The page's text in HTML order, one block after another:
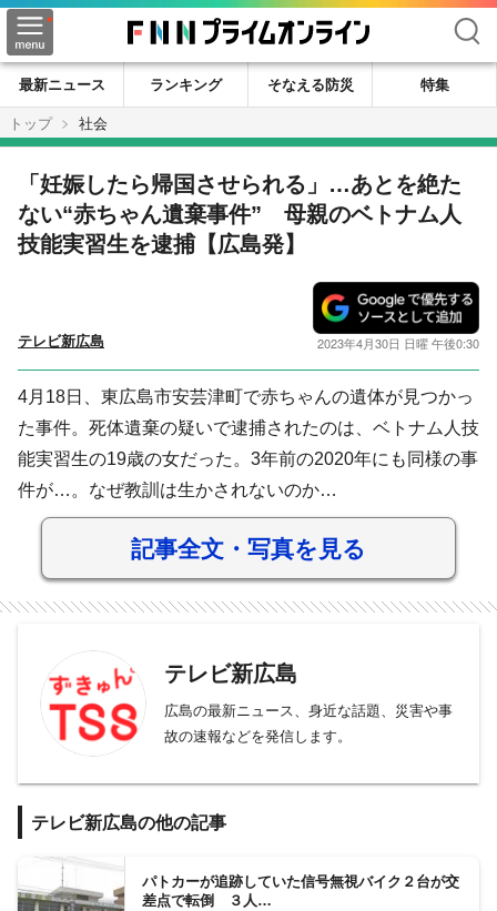
検索
最新ニュース ランキング そなえる防災
特集
トップ
社会
「妊娠したら帰国させられる」…あとを絶た
ない“赤ちゃん遺棄事件” 母親のベトナム人
技能実習生を逮捕【広島発】
テレビ新広島 2023年4月30日 日曜 午後0:30
4月18日、東広島市安芸津町で赤ちゃんの遺体が見つかっ
た事件。死体遺棄の疑いで逮捕されたのは、ベトナム人技
能実習生の19歳の女だった。3年前の2020年にも同様の事
件が…。なぜ教訓は生かされないのか…
記事全文・写真を見る
テレビ新広島
広島の最新ニュース、身近な話題、災害や事
故の速報などを発信します。
テレビ新広島の他の記事
パトカーが追跡していた信号無視バイク２台が交
差点で転倒 ３人…